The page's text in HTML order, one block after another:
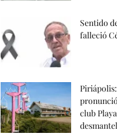
Sentido
falleció
club